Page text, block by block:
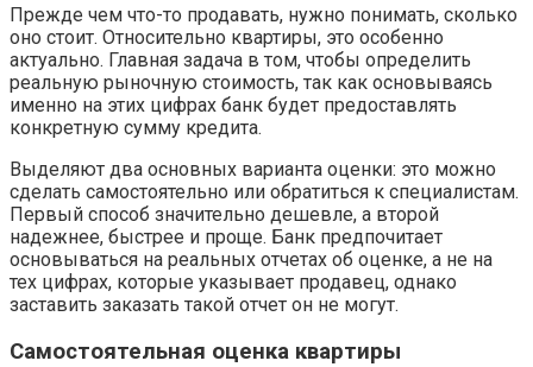
Прежде чем что-то продавать, нужно понимать, сколько
оно стоит. Относительно квартиры, это особенно
актуально. Главная задача в том, чтобы определить
реальную рыночную стоимость, так как основываясь
именно на этих цифрах банк будет предоставлять
конкретную сумму кредита.
Выделяют два основных варианта оценки: это можно
сделать самостоятельно или обратиться к специалистам.
Первый способ значительно дешевле, а второй
надежнее, быстрее и проще. Банк предпочитает
основываться на реальных отчетах об оценке, а не на
тех цифрах, которые указывает продавец, однако
заставить заказать такой отчет он не могут.
Самостоятельная оценка квартиры